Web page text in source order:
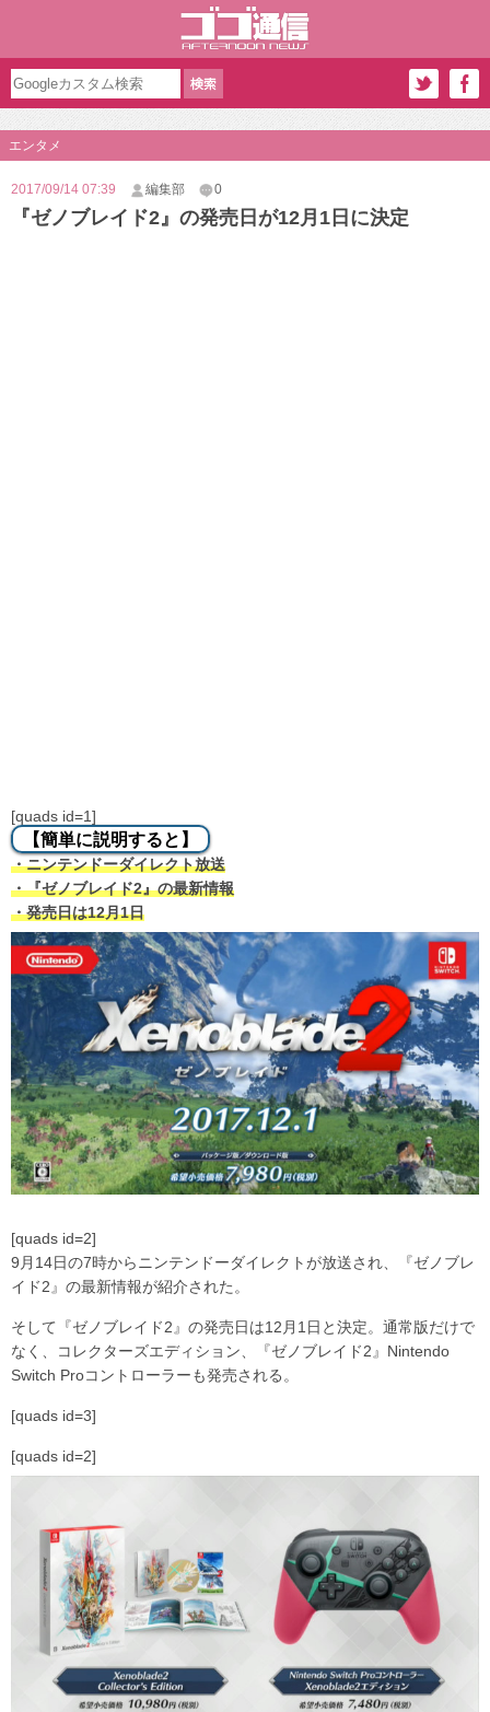
エンタメ
2017/09/14 07:39 編集部 0
『ゼノブレイド2』の発売日が12月1日に決定
[quads id=1]
【簡単に説明すると】
・ニンテンドーダイレクト放送
・『ゼノブレイド2』の最新情報
・発売日は12月1日
[quads id=2]
9月14日の7時からニンテンドーダイレクトが放送され、『ゼノブレ
イド2』の最新情報が紹介された。
そして『ゼノブレイド2』の発売日は12月1日と決定。通常版だけで
なく、コレクターズエディション、『ゼノブレイド2』Nintendo
Switch Proコントローラーも発売される。
[quads id=3]
[quads id=2]